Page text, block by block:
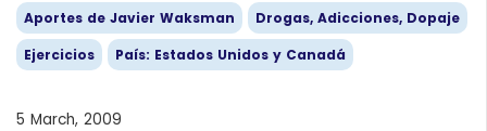
Aportes de Javier Waksman
Drogas, Adicciones, Dopaje
Ejercicios
País: Estados Unidos y Canadá
5 March, 2009